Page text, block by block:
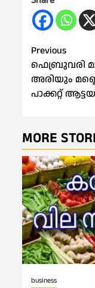
Post
Previous
ഫെബ്രുവരി
അരിയും
പാക്കറ്റ്
MORE
business